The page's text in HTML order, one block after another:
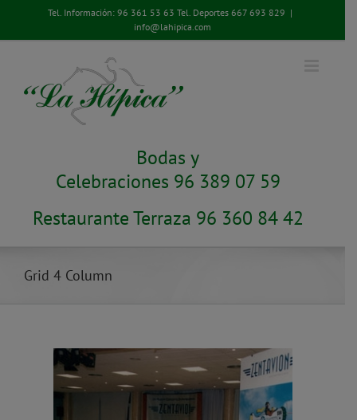
contenido
Tel. Información: 96 361 53 63 Tel. Deportes 667 693 829 |
info@lahipica.com
Bodas y
Celebraciones 96 389 07 59
Restaurante Terraza 96 360 84 42
Grid 4 Column